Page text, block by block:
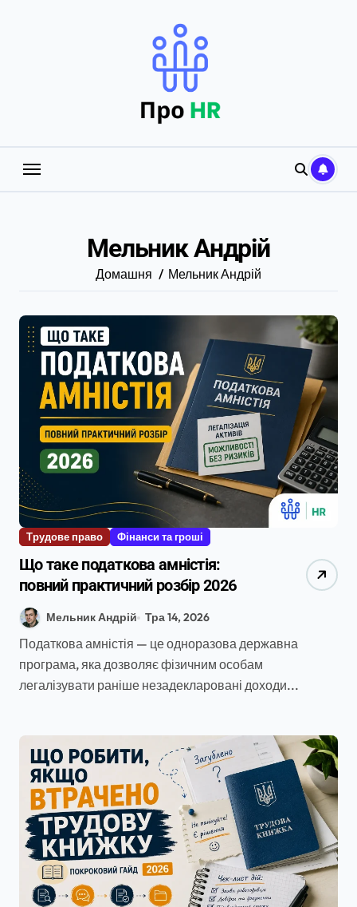
Мельник Андрій
Домашня Мельник Андрій
Трудове право Фінанси та гроші
Що таке податкова амністія:
повний практичний розбір 2026
Мельник Андрій Тра 14, 2026
Податкова амністія — це одноразова державна
програма, яка дозволяє фізичним особам
легалізувати раніше незадекларовані доходи...